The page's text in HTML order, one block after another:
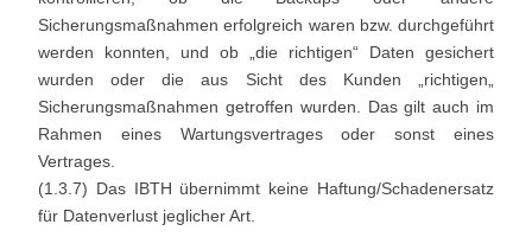
Sicherungsmaßnahmen erfolgreich waren bzw. durchgeführt
werden konnten, und ob „die richtigen“ Daten gesichert
wurden oder die aus Sicht des Kunden „richtigen„
Sicherungsmaßnahmen getroffen wurden. Das gilt auch im
Rahmen eines Wartungsvertrages oder sonst eines
Vertrages.
(1.3.7) Das IBTH übernimmt keine Haftung/Schadenersatz
für Datenverlust jeglicher Art.